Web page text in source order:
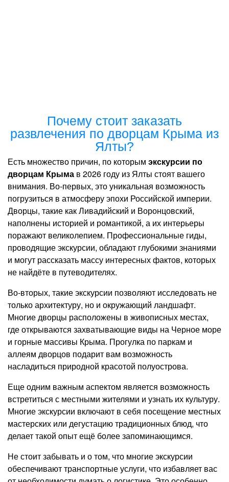
Почему стоит заказать
развлечения по дворцам Крыма из
Ялты?
Есть множество причин, по которым экскурсии по
дворцам Крыма в 2026 году из Ялты стоят вашего
внимания. Во-первых, это уникальная возможность
погрузиться в атмосферу эпохи Российской империи.
Дворцы, такие как Ливадийский и Воронцовский,
наполнены историей и романтикой, а их интерьеры
поражают великолепием. Профессиональные гиды,
проводящие экскурсии, обладают глубокими знаниями
и могут рассказать массу интересных фактов, которых
не найдёте в путеводителях.
Во-вторых, такие экскурсии позволяют исследовать не
только архитектуру, но и окружающий ландшафт.
Многие дворцы расположены в живописных местах,
где открываются захватывающие виды на Черное море
и горные массивы Крыма. Прогулка по паркам и
аллеям дворцов подарит вам возможность
насладиться природной красотой полуострова.
Еще одним важным аспектом является возможность
встретиться с местными жителями и узнать их культуру.
Многие экскурсии включают в себя посещение местных
мастерских или дегустацию традиционных блюд, что
делает такой опыт ещё более запоминающимся.
Не стоит забывать и о том, что многие экскурсии
обеспечивают транспортные услуги, что избавляет вас